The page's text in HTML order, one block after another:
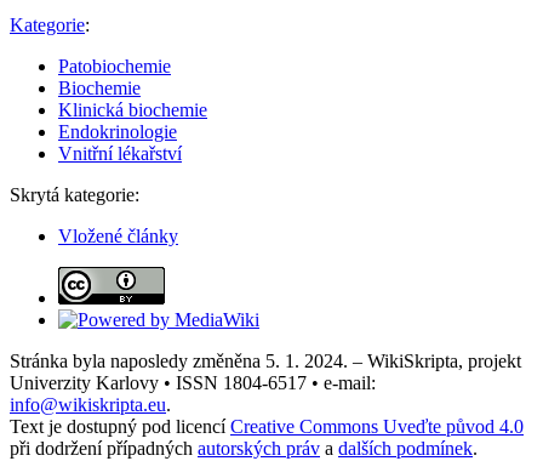
Kategorie:
Patobiochemie
Biochemie
Klinická biochemie
Endokrinologie
Vnitřní lékařství
Skrytá kategorie:
Vložené články
Stránka byla naposledy změněna 5. 1. 2024. – WikiSkripta, projekt
Univerzity Karlovy • ISSN 1804-6517 • e-mail:
info@wikiskripta.eu.
Text je dostupný pod licencíCreative Commons Uveďte původ 4.0
při dodržení případných autorských práv a dalších podmínek.